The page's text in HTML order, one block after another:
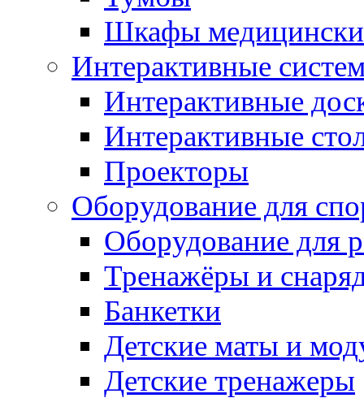
Шкафы
Интерактивные
Интерактивные
Интерактивные
Проекторы
Оборудование для
Оборудование для
Тренажёры и
Банкетки
Детские маты и
Детские тренажеры